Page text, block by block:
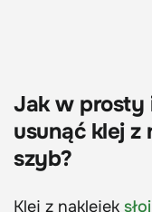
Jak w prosty
usunąć klej z
szyb?
Klej z naklejek